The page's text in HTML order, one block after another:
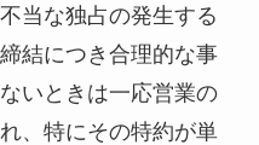
当な独占の発生する
結につき合理的な事
いときは一応営業の
、特にその特約が単